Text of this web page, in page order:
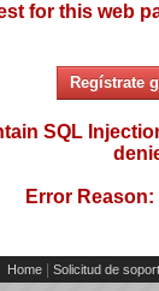
for this web
Regístrate
SQL
Error Reason:
Home Solicitud de